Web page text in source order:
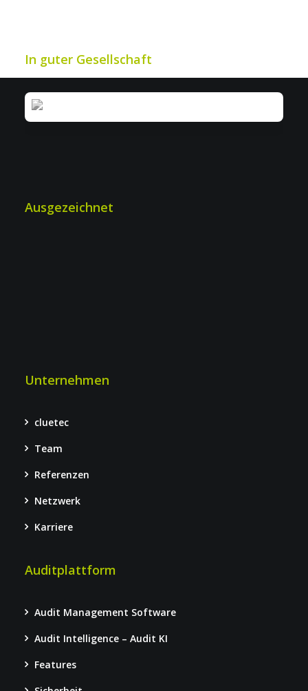
In guter Gesellschaft
Ausgezeichnet
Unternehmen
cluetec
Team
Referenzen
Netzwerk
Karriere
Auditplattform
Audit Management Software
Audit Intelligence – Audit KI
Features